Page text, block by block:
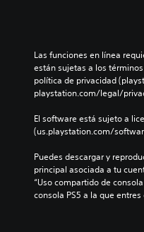
Las funciones en línea
están sujetas a los
política de privacidad
playstation.com/legal/
El software está sujeto a
(us.playstation.com/
Puedes descargar y
principal asociada a tu
“Uso compartido de
consola PS5 a la que